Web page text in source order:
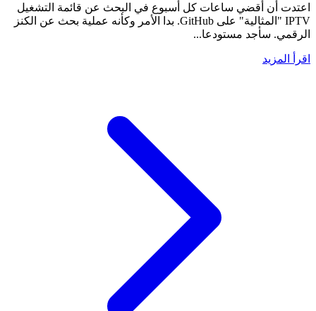
اعتدت أن أقضي ساعات كل أسبوع في البحث عن قائمة التشغيل
IPTV "المثالية" على GitHub. بدا الأمر وكأنه عملية بحث عن الكنز
الرقمي. سأجد مستودعا...
اقرأ المزيد